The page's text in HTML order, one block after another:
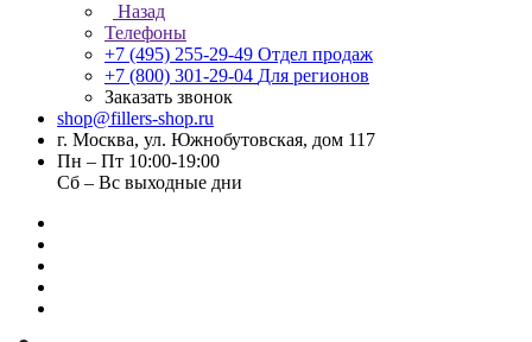
Назад
Телефоны
+7 (495) 255-29-49 Отдел продаж
+7 (800) 301-29-04 Для регионов
Заказать звонок
shop@fillers-shop.ru
г. Москва, ул. Южнобутовская, дом 117
Пн – Пт 10:00-19:00
Сб – Вс выходные дни